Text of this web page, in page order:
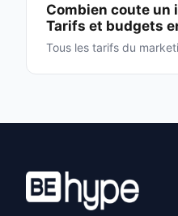
Combien coute un
Tarifs et budgets
Tous les tarifs du